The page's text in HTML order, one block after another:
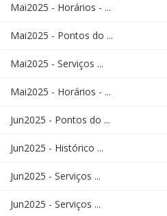
Mai2025 - Horários - ...
Mai2025 - Pontos do ...
Mai2025 - Serviços ...
Mai2025 - Horários - ...
Jun2025 - Pontos do ...
Jun2025 - Histórico ...
Jun2025 - Serviços ...
Jun2025 - Serviços ...